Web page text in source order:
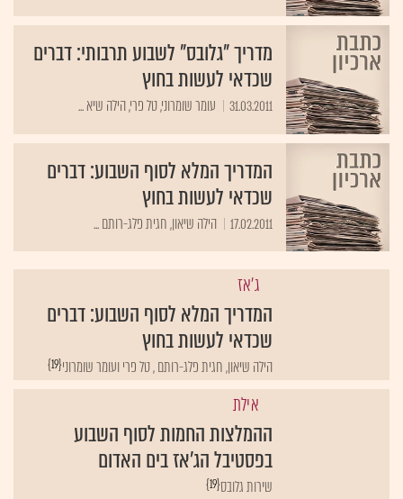
מדריך "גלובס" לשבוע תרבותי: דברים
שכדאי לעשות בחוץ
31.03.2011 עומר שומרוני, טל פרי, הילה שיא ...
המדריך המלא לסוף השבוע: דברים
שכדאי לעשות בחוץ
17.02.2011
ג'אז
המדריך המלא לסוף השבוע: דברים
שכדאי לעשות בחוץ
{19}
אילת
ההמלצות החמות לסוף השבוע
בפסטיבל הג'אז בים האדום
{19}שירות גלובס